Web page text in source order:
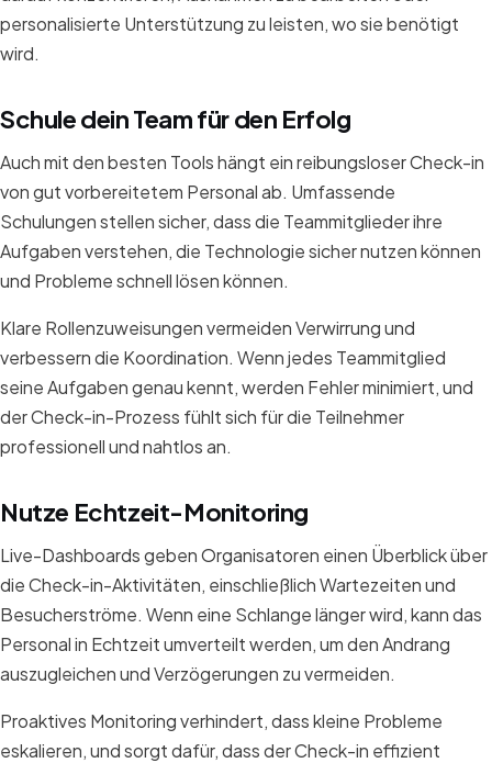
personalisierte Unterstützung zu leisten, wo sie benötigt
wird.
Schule dein Team für den Erfolg
Auch mit den besten Tools hängt ein reibungsloser Check-in
von gut vorbereitetem Personal ab. Umfassende
Schulungen stellen sicher, dass die Teammitglieder ihre
Aufgaben verstehen, die Technologie sicher nutzen können
und Probleme schnell lösen können.
Klare Rollenzuweisungen vermeiden Verwirrung und
verbessern die Koordination. Wenn jedes Teammitglied
seine Aufgaben genau kennt, werden Fehler minimiert, und
der Check-in-Prozess fühlt sich für die Teilnehmer
professionell und nahtlos an.
Nutze Echtzeit-Monitoring
Live-Dashboards geben Organisatoren einen Überblick über
die Check-in-Aktivitäten, einschließlich Wartezeiten und
Besucherströme. Wenn eine Schlange länger wird, kann das
Personal in Echtzeit umverteilt werden, um den Andrang
auszugleichen und Verzögerungen zu vermeiden.
Proaktives Monitoring verhindert, dass kleine Probleme
eskalieren, und sorgt dafür, dass der Check-in effizient